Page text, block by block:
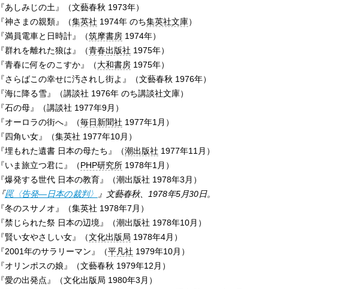
『あしみじの土』（文藝春秋 1973年）
『神さまの親類』（集英社 1974年 のち集英社文庫）
『満員電車と日時計』（筑摩書房1974年）
『群れを離れた狼は』（青春出版社 1975年）
『青春に何をのこすか』（大和書房1975年）
『さらばこの幸せに汚されし街よ』（文藝春秋 1976年）
『海に降る雪』（講談社 1976年 のち講談社文庫）
『石の母』（講談社 1977年9月）
『オーロラの街へ』（毎日新聞社 1977年1月）
『四角い女』（集英社 1977年10月）
『埋もれた遺書 日本の母たち』（潮出版社 1977年11月）
『いま旅立つ君に』（PHP研究所1978年1月）
『爆発する世代 日本の教育』（潮出版社 1978年3月）
『罠〈告発—日本の裁判〉
』文藝春秋、1978年5月30日。
『冬のスサノオ』（集英社 1978年7月）
『禁じられた祭 日本の辺境』（潮出版社 1978年10月）
『賢い女やさしい女』（文化出版局 1978年4月）
『2001年のサラリーマン』（平凡社 1979年10月）
『オリンポスの娘』（文藝春秋 1979年12月）
『愛の出発点』（文化出版局 1980年3月）